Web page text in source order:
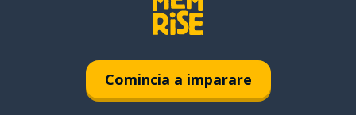
Comincia a imparare